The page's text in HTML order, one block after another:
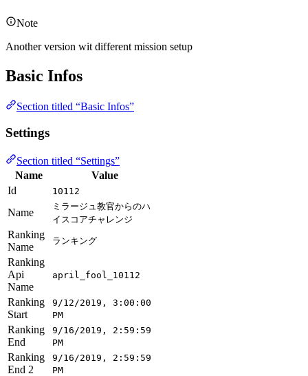
Note
Another version wit different mission setup
Basic Infos
Section titled “Basic Infos”
Settings
Section titled “Settings”
Name
Value
Id
10112
Name
ミラージュ教官からのハ
イスコアチャレンジ
Ranking
Name
ランキング
Ranking
Api
Name
april_fool_10112
Ranking
Start
9/12/2019, 3:00:00
PM
Ranking
End
9/16/2019, 2:59:59
PM
Ranking
End 2
9/16/2019, 2:59:59
PM